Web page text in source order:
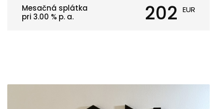
Mesačná splátka
pri 3.00 % p. a. 202 EUR